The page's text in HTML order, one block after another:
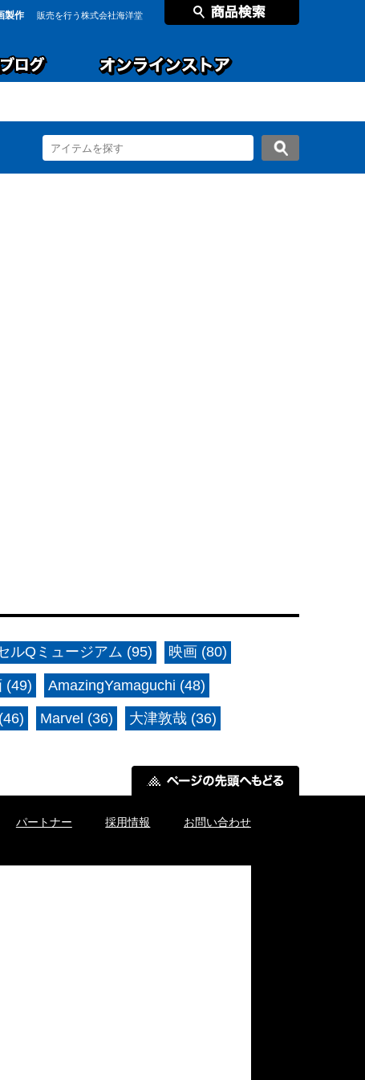
製作 販売を行う株式会社海洋堂
ルQミュージアム (95) 映画 (80)
(49) AmazingYamaguchi (48)
Marvel (36) 大津敦哉 (36)
パートナー 採用情報 お問い合わせ